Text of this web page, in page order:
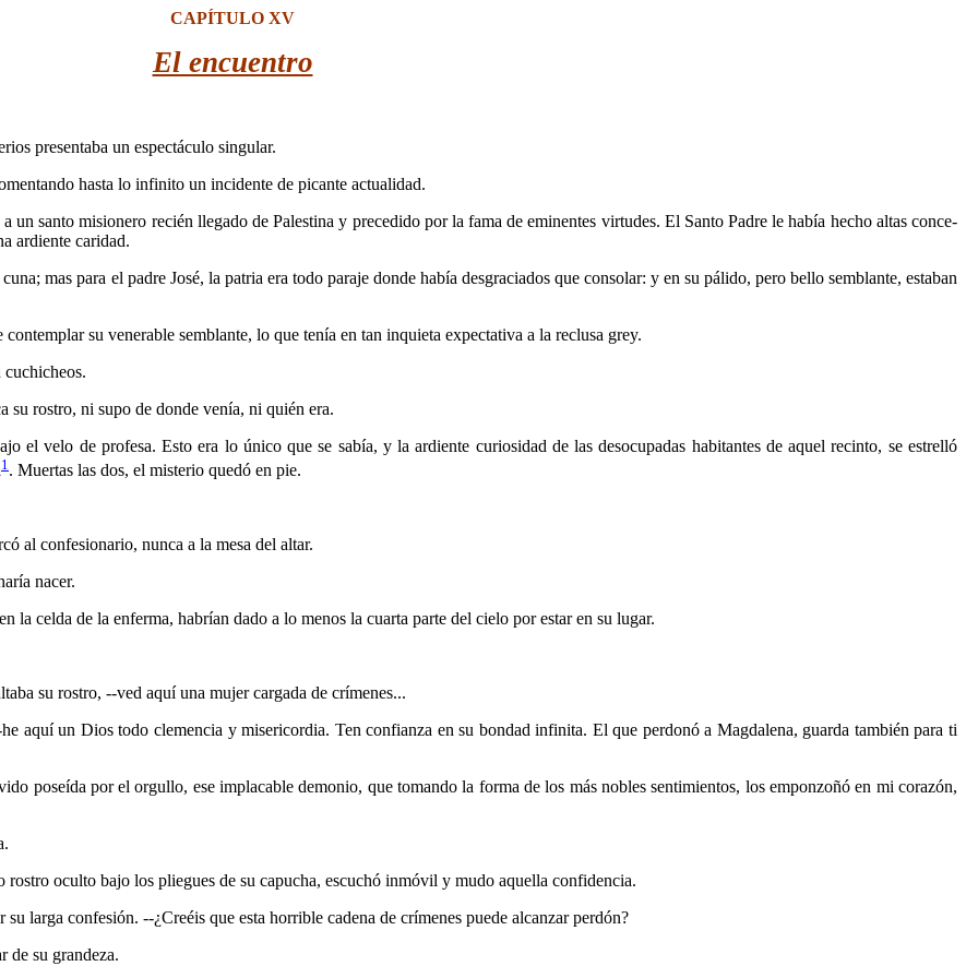
CAPÍTULO XV
El encuentro
presentaba un espectáculo singular.
hasta lo infinito un in­cidente de picante actualidad.
santo misionero recién llega­do de Palestina y precedido por la fama de eminentes virtudes. El Santo Padre le había hecho altas conce­
ardiente caridad.
mas para el padre José, la patria era todo paraje donde había desgraciados que consolar: y en su pálido, pero bello semblante, estaban
su venerable semblante, lo que tenía en tan inquieta expectativa a la reclusa grey.
rostro, ni supo de donde venía, ni quién era.
velo de profesa. Esto era lo único que se sabía, y la ardiente curiosidad de las desocupadas habitantes de aquel recinto, se estrelló
1. Muertas las dos, el misterio quedó en pie.
al confesionario, nunca a la mesa del altar.
nacer.
celda de la enferma, habrían dado a lo menos la cuarta parte del cielo por estar en su lugar.
su rostro, --ved aquí una mujer cargada de crímenes...
un Dios todo clemencia y misericordia. Ten confianza en su bondad infinita. El que perdonó a Magdalena, guarda también para ti
poseída por el orgullo, ese implacable demonio, que tomando la forma de los más nobles sentimientos, los emponzoñó en mi corazón,
oculto bajo los pliegues de su capucha, escuchó inmóvil y mudo aquella confidencia.
confesión. --¿Creéis que esta horrible cadena de crímenes puede alcanzar perdón?
de su grandeza.